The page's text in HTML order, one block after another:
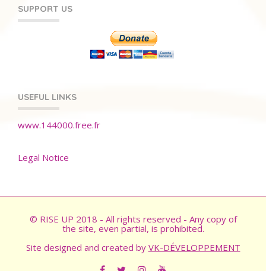
SUPPORT US
USEFUL LINKS
www.144000.free.fr
Legal Notice
© RISE UP 2018 - All rights reserved - Any copy of
the site, even partial, is prohibited.
Site designed and created by VK-DÉVELOPPEMENT